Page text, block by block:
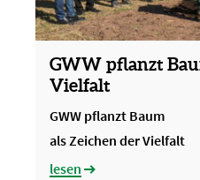
GWW pflanzt
Vielfalt
GWW pflanzt Baum
als Zeichen der Vielfalt
lesen